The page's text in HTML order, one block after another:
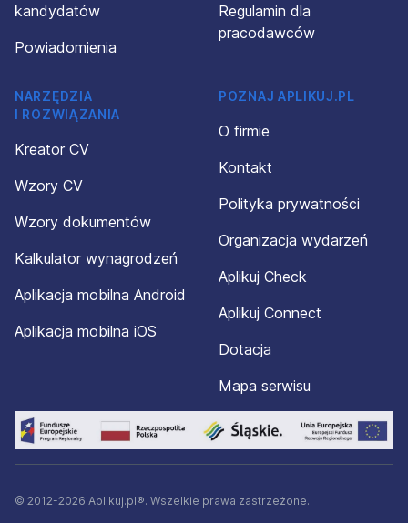
kandydatów
Powiadomienia
Regulamin dla
pracodawców
NARZĘDZIA
I ROZWIĄZANIA
Kreator CV
Wzory CV
Wzory dokumentów
Kalkulator wynagrodzeń
Aplikacja mobilna Android
Aplikacja mobilna iOS
POZNAJ APLIKUJ.PL
O firmie
Kontakt
Polityka prywatności
Organizacja wydarzeń
Aplikuj Check
Aplikuj Connect
Dotacja
Mapa serwisu
© 2012-2026 Aplikuj.pl®. Wszelkie prawa zastrzeżone.